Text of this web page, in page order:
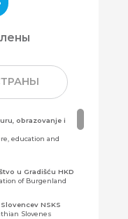
obrazovanje i
education and
u Gradišću HKD
of Burgenland
NSKS
Slovenes